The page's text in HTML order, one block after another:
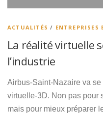
ACTUALITÉS / ENTREPRISES
La réalité virtuelle
l’industrie
Airbus-Saint-Nazaire va se
virtuelle-3D. Non pas pour
mais pour mieux préparer